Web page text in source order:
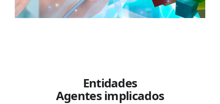
Entidades
Agentes implicados